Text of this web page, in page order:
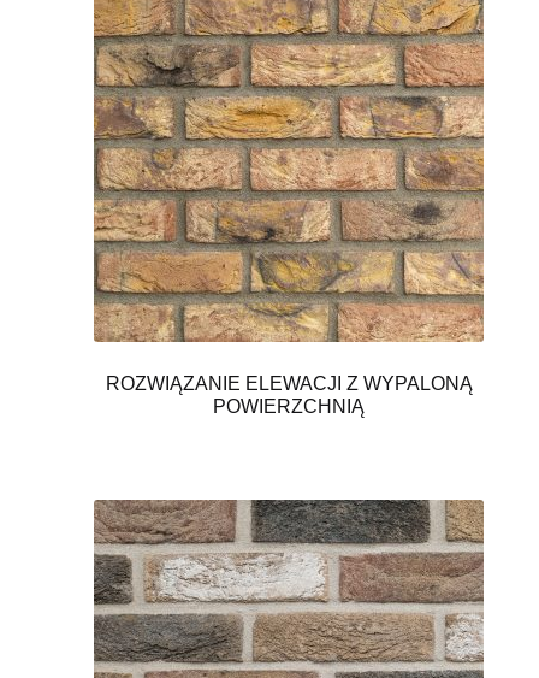
ROZWIĄZANIE ELEWACJI Z WYPALONĄ
POWIERZCHNIĄ